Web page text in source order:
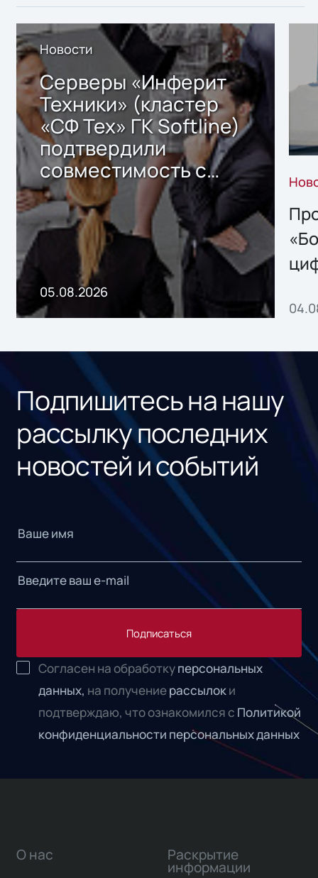
Новости
Серверы «Инферит
Техники» (кластер
«СФ Тех» ГК Softline)
подтвердили
совместимость с
решением Sharx
Storage 2.x для
хранения данных
05.08.2026
Подпишитесь на нашу
рассылку последних
новостей и событий
Подписаться
Согласен на обработкуперсональных
данных, на получениерассылоки
подтверждаю, что ознакомился с Политикой
конфиденциальности персональных данных
О нас Раскрытие
информации